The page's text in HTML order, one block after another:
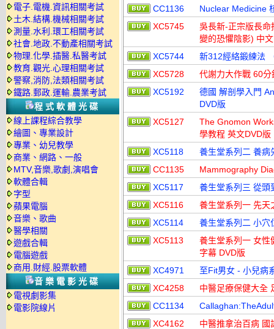
電子.電機.資訊相關考試
土木.結構.機械相關考試
測量.水利.環工相關考試
社會.地政.不動產相關考試
物理.化學.插醫.私醫考試
教育.觀光.心理相關考試
警察,消防,法類相關考試
鐵路.郵政.運輸.農業考試
程式軟體光碟
線上課程綜合教學
繪圖、專業設計
專業、幼兒教學
商業、網路、一般
MTV,音樂,歌劇,演唱會
軟體合輯
字型
蘋果電腦
音樂、歌曲
醫學相關
遊戲合輯
電腦遊戲
商用.財經.股票軟體
音樂電影光碟
電視劇影集
電影院線片
CC1136
Nuclear Medicine
XC5745
吳長新-正宗版長
變的恐懼陰影) 中
XC5744
新312經絡鍛練法
XC5728
代謝力大作戰 60
XC5192
德國 解剖學入門
DVD版
XC5127
The Gnomon
學教程 英文DVD版
XC5118
養生堂系列二 養病
CC1135
Mammography
XC5117
養生堂系列三 從頭
XC5116
養生堂系列一 先天
XC5114
養生堂系列二 小穴
XC5113
養生堂系列一 女性
字幕 DVD版
XC4971
至Fit男女 - 小兒病
XC4258
中醫足療保健大全
CC1134
XC4162
中醫推拿治百病 國